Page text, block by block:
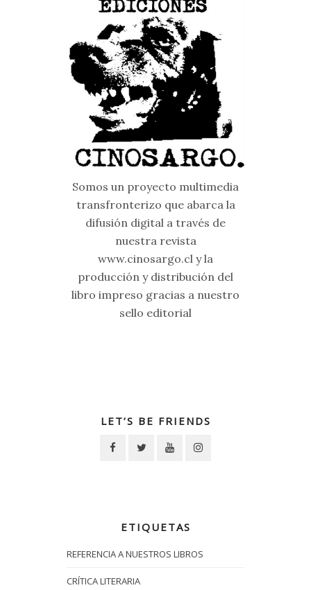
Somos un proyecto multimedia
transfronterizo que abarca la
difusión digital a través de
nuestra revista
www.cinosargo.cl y la
producción y distribución del
libro impreso gracias a nuestro
sello editorial
LET’S BE FRIENDS
ETIQUETAS
REFERENCIA A NUESTROS LIBROS
CRÍTICA LITERARIA